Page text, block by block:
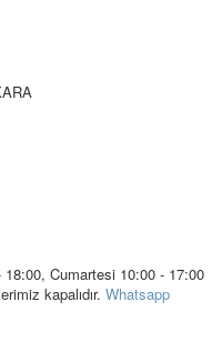
Cumartesi 10:00 - 17:00
kapalıdır. Whatsapp